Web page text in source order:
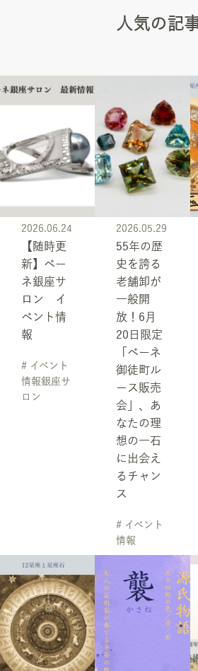
人気の記
2026.06.24
【随時更
新】ベー
ネ銀座サ
ロン イ
ベント情
報
# イベント
情報銀座サ
ロン
2026.05.29
55年の歴
史を誇る
老舗卸が
一般開
放！6月
20日限定
「ベーネ
御徒町ル
ース販売
会」、あ
なたの理
想の一石
に出会え
るチャン
ス
# イベント
情報